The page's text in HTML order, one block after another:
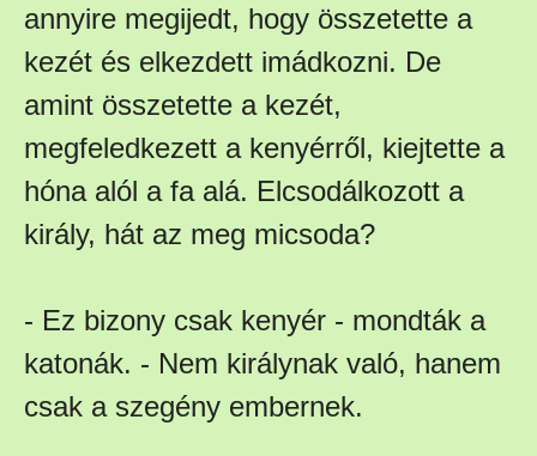
annyire megijedt, hogy összetette a
kezét és elkezdett imádkozni. De
amint összetette a kezét,
megfeledkezett a kenyérről, kiejtette a
hóna alól a fa alá. Elcsodálkozott a
király, hát az meg micsoda?
- Ez bizony csak kenyér - mondták a
katonák. - Nem királynak való, hanem
csak a szegény embernek.